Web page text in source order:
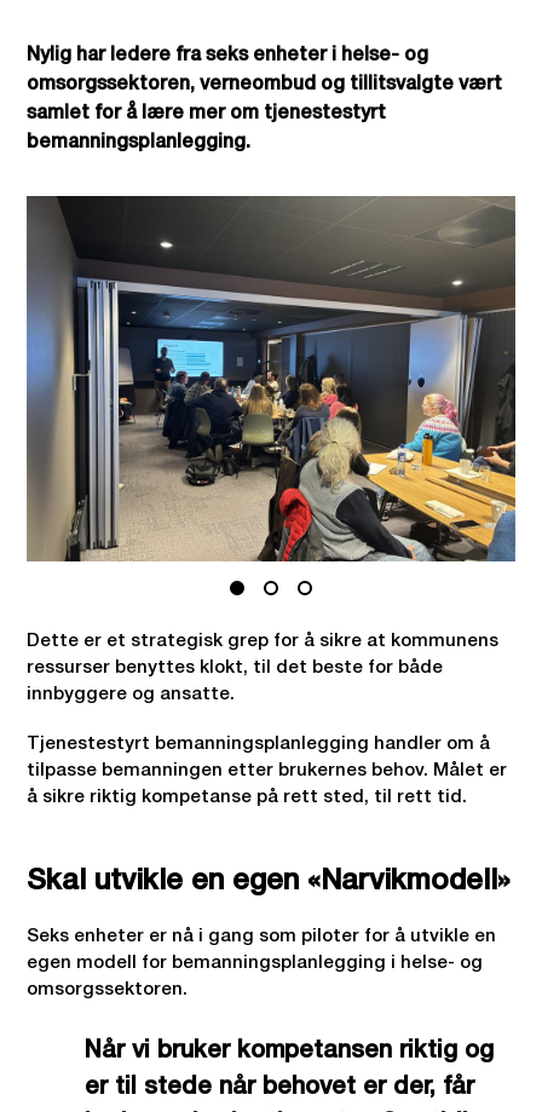
Nylig har ledere fra seks enheter i helse- og
omsorgssektoren, verneombud og tillitsvalgte vært
samlet for å lære mer om tjenestestyrt
bemanningsplanlegging.
Dette er et strategisk grep for å sikre at kommunens
ressurser benyttes klokt, til det beste for både
innbyggere og ansatte.
Tjenestestyrt bemanningsplanlegging handler om å
tilpasse bemanningen etter brukernes behov. Målet er
å sikre riktig kompetanse på rett sted, til rett tid.
Skal utvikle en egen «Narvikmodell»
Seks enheter er nå i gang som piloter for å utvikle en
egen modell for bemanningsplanlegging i helse- og
omsorgssektoren.
Når vi bruker kompetansen riktig og
er til stede når behovet er der, får